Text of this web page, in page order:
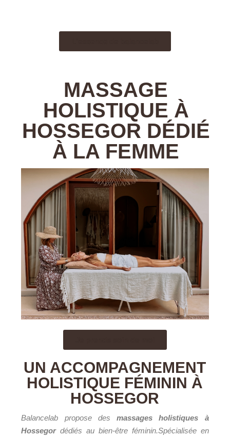
MASSAGE
HOLISTIQUE À
HOSSEGOR DÉDIÉ
À LA FEMME
UN ACCOMPAGNEMENT
HOLISTIQUE FÉMININ À
HOSSEGOR
Balancelab propose desmassages holistiques à
Hossegordédiés au bien-être féminin.Spécialisée en